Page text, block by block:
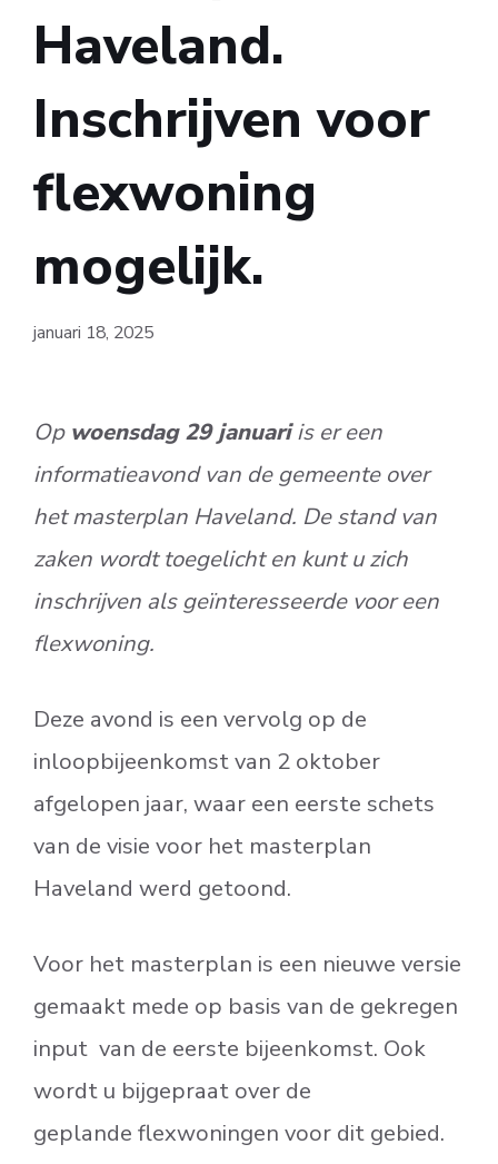
Haveland.
Inschrijven voor
flexwoning
mogelijk.
januari 18, 2025
Op woensdag 29 januariis er een
informatieavond van de gemeente over
het masterplan Haveland. De stand van
zaken wordt toegelicht en kunt u zich
inschrijven als geïnteresseerde voor een
flexwoning.
Deze avond is een vervolg op de
inloopbijeenkomst van 2 oktober
afgelopen jaar, waar een eerste schets
van de visie voor het masterplan
Haveland werd getoond.
Voor het masterplan is een nieuwe versie
gemaakt mede op basis van de gekregen
input van de eerste bijeenkomst. Ook
wordt u bijgepraat over de
geplande flexwoningen voor dit gebied.